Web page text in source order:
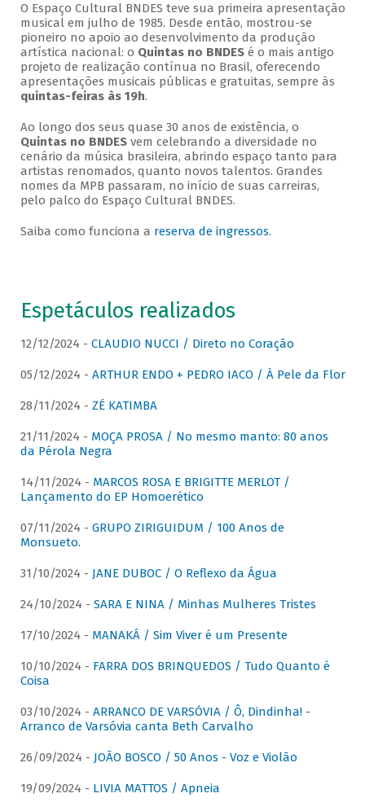
O Espaço Cultural BNDES teve sua primeira apresentação
musical em julho de 1985. Desde então, mostrou-se
pioneiro no apoio ao desenvolvimento da produção
artística nacional: o Quintas no BNDESé o mais antigo
projeto de realização contínua no Brasil, oferecendo
apresentações musicais públicas e gratuitas, sempre às
quintas-feiras às 19h.
Ao longo dos seus quase 30 anos de existência, o
Quintas no BNDESvem celebrando a diversidade no
cenário da música brasileira, abrindo espaço tanto para
artistas renomados, quanto novos talentos. Grandes
nomes da MPB passaram, no início de suas carreiras,
pelo palco do Espaço Cultural BNDES.
Saiba como funciona a reserva de ingressos.
Espetáculos realizados
12/12/2024 - CLAUDIO NUCCI / Direto no Coração
05/12/2024 - ARTHUR ENDO + PEDRO IACO / À Pele da Flor
28/11/2024 - ZÉ KATIMBA
21/11/2024 - MOÇA PROSA / No mesmo manto: 80 anos
da Pérola Negra
14/11/2024 - MARCOS ROSA E BRIGITTE MERLOT /
Lançamento do EP Homoerético
07/11/2024 - GRUPO ZIRIGUIDUM / 100 Anos de
Monsueto.
31/10/2024 - JANE DUBOC / O Reflexo da Água
24/10/2024 - SARA E NINA / Minhas Mulheres Tristes
17/10/2024 - MANAKÁ / Sim Viver é um Presente
10/10/2024 - FARRA DOS BRINQUEDOS / Tudo Quanto é
Coisa
03/10/2024 - ARRANCO DE VARSÓVIA / Ô, Dindinha! -
Arranco de Varsóvia canta Beth Carvalho
26/09/2024 - JOÃO BOSCO / 50 Anos - Voz e Violão
19/09/2024 - LIVIA MATTOS / Apneia